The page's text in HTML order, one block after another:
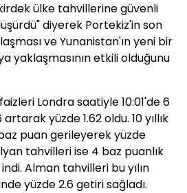
ülke tahvillerine güvenli
diyerek Portekiz'in son
ve Yunanistan'ın yeni bir
yaklaşmasının etkili olduğunu
Londra saatiyle 10:01'de 6
yüzde 1.62 oldu. 10 yıllık
puan gerileyerek yüzde
tahvilleri ise 4 baz puanlık
Alman tahvilleri bu yılın
yüzde 2.6 getiri sağladı.